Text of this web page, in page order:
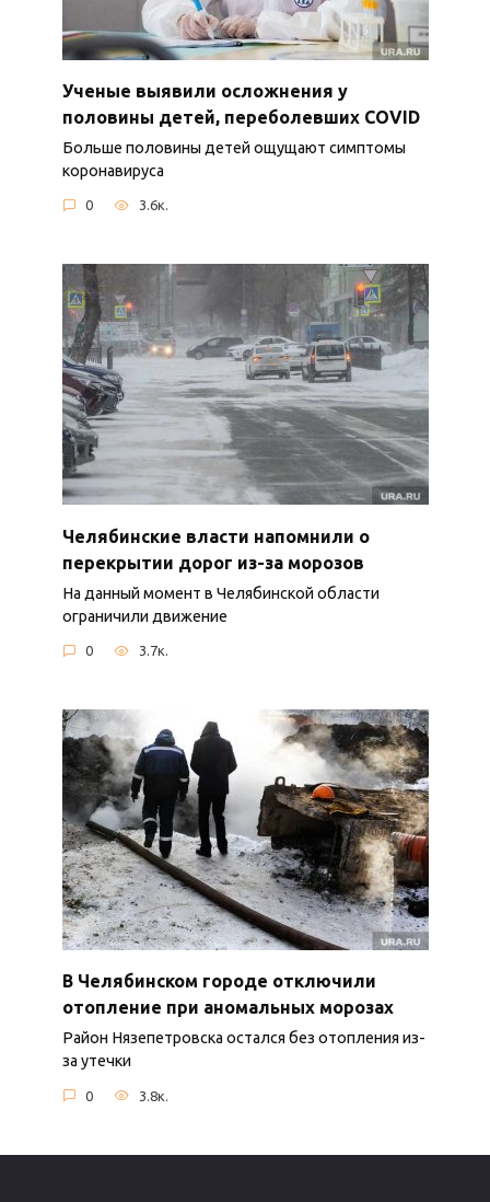
Ученые выявили осложнения у
половины детей, переболевших COVID
Больше половины детей ощущают симптомы
коронавируса
0 3.6к.
Челябинские власти напомнили о
перекрытии дорог из-за морозов
На данный момент в Челябинской области
ограничили движение
0 3.7к.
В Челябинском городе отключили
отопление при аномальных морозах
Район Нязепетровска остался без отопления из-
за утечки
0 3.8к.